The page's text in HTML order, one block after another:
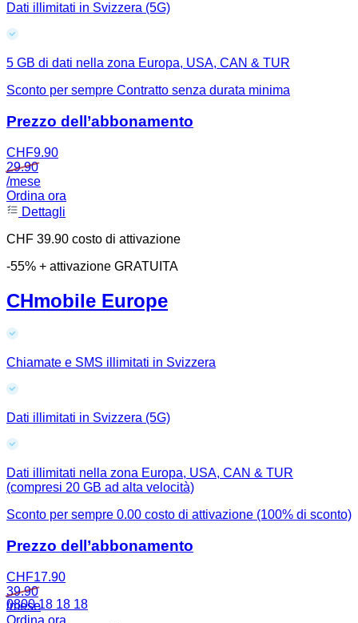
0800 18 18 18
Dati illimitati in Svizzera (5G)
5 GB di dati nella zona Europa, USA, CAN & TUR
Sconto per sempre Contratto senza durata minima
Prezzo dell’abbonamento
CHF9.90
29.90
/mese
Ordina ora
Dettagli
CHF 39.90 costo di attivazione
-55% + attivazione GRATUITA
CHmobile Europe
Chiamate e SMS illimitati in Svizzera
Dati illimitati in Svizzera (5G)
Dati illimitati nella zona Europa, USA, CAN & TUR
(compresi 20 GB ad alta velocità)
Sconto per sempre 0.00 costo di attivazione (100% di sconto)
Prezzo dell’abbonamento
CHF17.90
39.90
/mese
Ordina ora